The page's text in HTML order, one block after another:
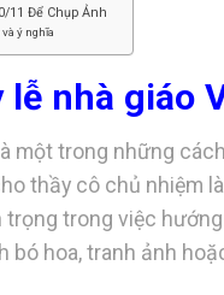
11 Để Chụp Ảnh
ý nghĩa
nhà giáo
là một trong những
thầy cô chủ nhiệm
trong việc
hoa, tranh ảnh